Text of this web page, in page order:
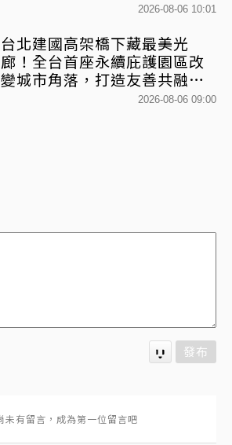
2026-08-06 10:01
台北建國高架橋下藏最美光
廊！全台首座永續庇護園區改
變城市角落，打造友善共融新
2026-08-06 09:00
發布